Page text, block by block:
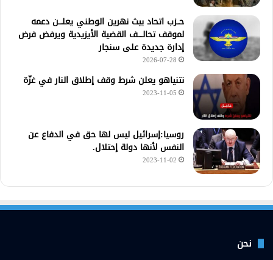
حــزب اتحاد بيث نهرين الوطني يعلـــن دعمه
لموقف تحالــــف القضية الأيزيدية ويرفض فرض
إدارة جديدة على سنجار
2026-07-28
نتنياهو يعلن شرط وقف إطلاق النار في غزّة
2023-11-05
روسيا:إسرائيل ليس لها حق في الدفاع عن
النفس لأنها دولة إحتلال.
2023-11-02
نحن